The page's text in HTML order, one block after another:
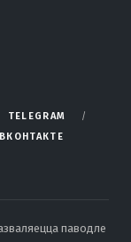
TELEGRAM
ВКОНТАКТЕ
паводле